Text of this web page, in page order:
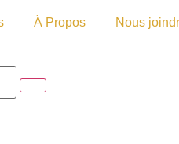
À Propos Nous